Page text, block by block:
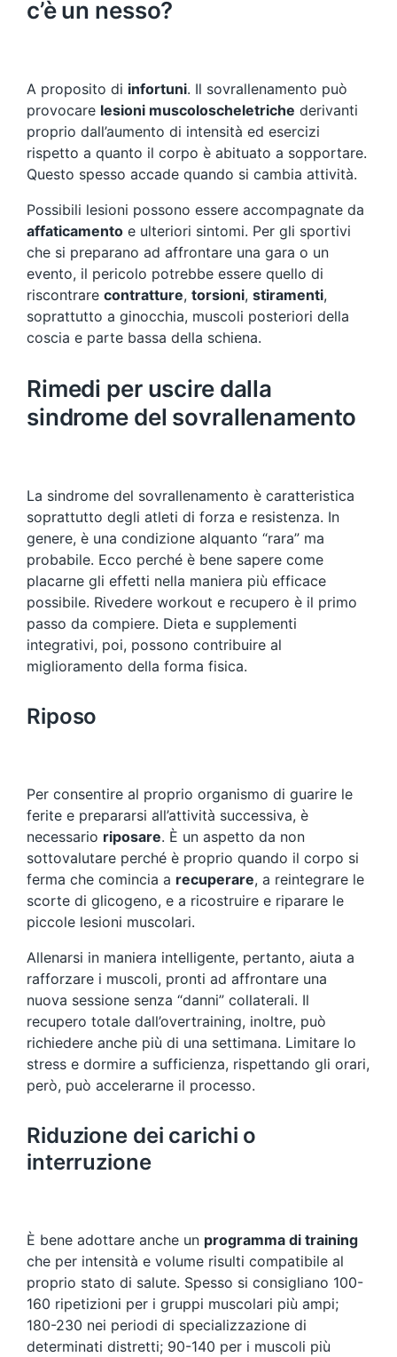
c’è un nesso?
A proposito di infortuni. Il sovrallenamento può
provocare lesioni muscoloscheletriche derivanti
proprio dall’aumento di intensità ed esercizi
rispetto a quanto il corpo è abituato a sopportare.
Questo spesso accade quando si cambia attività.
Possibili lesioni possono essere accompagnate da
affaticamento e ulteriori sintomi. Per gli sportivi
che si preparano ad affrontare una gara o un
evento, il pericolo potrebbe essere quello di
riscontrare contratture, torsioni, stiramenti,
soprattutto a ginocchia, muscoli posteriori della
coscia e parte bassa della schiena.
Rimedi per uscire dalla
sindrome del sovrallenamento
La sindrome del sovrallenamento è caratteristica
soprattutto degli atleti di forza e resistenza. In
genere, è una condizione alquanto “rara” ma
probabile. Ecco perché è bene sapere come
placarne gli effetti nella maniera più efficace
possibile. Rivedere workout e recupero è il primo
passo da compiere. Dieta e supplementi
integrativi, poi, possono contribuire al
miglioramento della forma fisica.
Riposo
Per consentire al proprio organismo di guarire le
ferite e prepararsi all’attività successiva, è
necessario riposare. È un aspetto da non
sottovalutare perché è proprio quando il corpo si
ferma che comincia a recuperare, a reintegrare le
scorte di glicogeno, e a ricostruire e riparare le
piccole lesioni muscolari.
Allenarsi in maniera intelligente, pertanto, aiuta a
rafforzare i muscoli, pronti ad affrontare una
nuova sessione senza “danni” collaterali. Il
recupero totale dall’overtraining, inoltre, può
richiedere anche più di una settimana. Limitare lo
stress e dormire a sufficienza, rispettando gli orari,
però, può accelerarne il processo.
Riduzione dei carichi o
interruzione
È bene adottare anche un programma di training
che per intensità e volume risulti compatibile al
proprio stato di salute. Spesso si consigliano 100-
160 ripetizioni per i gruppi muscolari più ampi;
180-230 nei periodi di specializzazione di
determinati distretti; 90-140 per i muscoli più